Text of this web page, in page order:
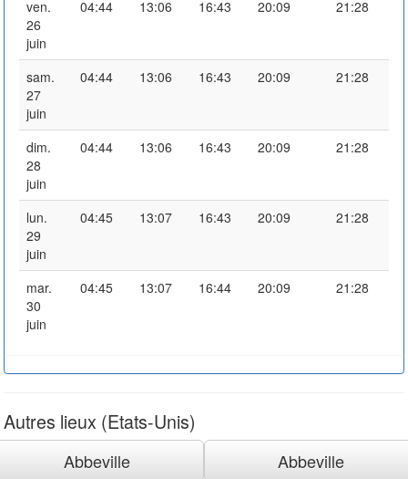
ven.
26
juin
04:44 13:06 16:43 20:09 21:28
sam.
27
juin
04:44 13:06 16:43 20:09 21:28
dim.
28
juin
04:44 13:06 16:43 20:09 21:28
lun.
29
juin
04:45 13:07 16:43 20:09 21:28
mar.
30
juin
04:45 13:07 16:44 20:09 21:28
Autres lieux (Etats-Unis)
Abbeville
Abbeville